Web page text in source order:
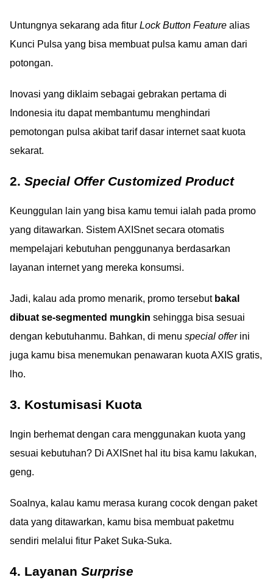
Untungnya sekarang ada fitur Lock Button Feature alias
Kunci Pulsa yang bisa membuat pulsa kamu aman dari
potongan.
Inovasi yang diklaim sebagai gebrakan pertama di
Indonesia itu dapat membantumu menghindari
pemotongan pulsa akibat tarif dasar internet saat kuota
sekarat.
2. Special Offer Customized Product
Keunggulan lain yang bisa kamu temui ialah pada promo
yang ditawarkan. Sistem AXISnet secara otomatis
mempelajari kebutuhan penggunanya berdasarkan
layanan internet yang mereka konsumsi.
Jadi, kalau ada promo menarik, promo tersebut bakal
dibuat se-segmented mungkin sehingga bisa sesuai
dengan kebutuhanmu. Bahkan, di menu special offerini
juga kamu bisa menemukan penawaran kuota AXIS gratis,
lho.
3. Kostumisasi Kuota
Ingin berhemat dengan cara menggunakan kuota yang
sesuai kebutuhan? Di AXISnet hal itu bisa kamu lakukan,
geng.
Soalnya, kalau kamu merasa kurang cocok dengan paket
data yang ditawarkan, kamu bisa membuat paketmu
sendiri melalui fitur Paket Suka-Suka.
4. Layanan Surprise